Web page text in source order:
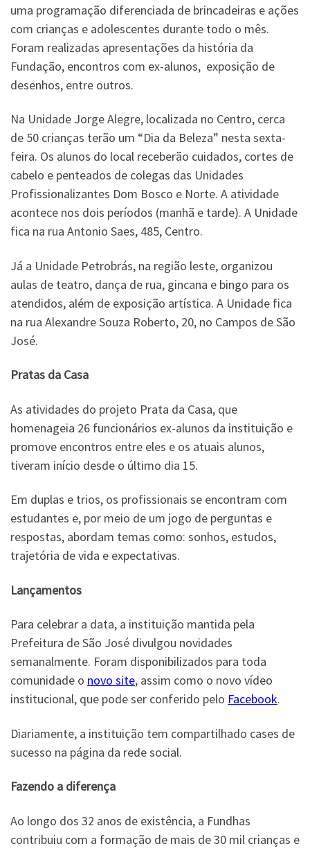
uma programação diferenciada de brincadeiras e ações
com crianças e adolescentes durante todo o mês.
Foram realizadas apresentações da história da
Fundação, encontros com ex-alunos, exposição de
desenhos, entre outros.
Na Unidade Jorge Alegre, localizada no Centro, cerca
de 50 crianças terão um “Dia da Beleza” nesta sexta-
feira. Os alunos do local receberão cuidados, cortes de
cabelo e penteados de colegas das Unidades
Profissionalizantes Dom Bosco e Norte. A atividade
acontece nos dois períodos (manhã e tarde). A Unidade
fica na rua Antonio Saes, 485, Centro.
Já a Unidade Petrobrás, na região leste, organizou
aulas de teatro, dança de rua, gincana e bingo para os
atendidos, além de exposição artística. A Unidade fica
na rua Alexandre Souza Roberto, 20, no Campos de São
José.
Pratas da Casa
As atividades do projeto Prata da Casa, que
homenageia 26 funcionários ex-alunos da instituição e
promove encontros entre eles e os atuais alunos,
tiveram início desde o último dia 15.
Em duplas e trios, os profissionais se encontram com
estudantes e, por meio de um jogo de perguntas e
respostas, abordam temas como: sonhos, estudos,
trajetória de vida e expectativas.
Lançamentos
Para celebrar a data, a instituição mantida pela
Prefeitura de São José divulgou novidades
semanalmente. Foram disponibilizados para toda
comunidade o novo site, assim como o novo vídeo
institucional, que pode ser conferido pelo Facebook.
Diariamente, a instituição tem compartilhado cases de
sucesso na página da rede social.
Fazendo a diferença
Ao longo dos 32 anos de existência, a Fundhas
contribuiu com a formação de mais de 30 mil crianças e